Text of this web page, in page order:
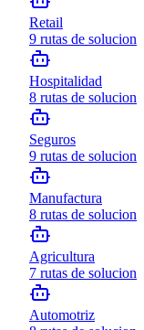
Retail
9 rutas de solucion
Hospitalidad
8 rutas de solucion
Seguros
9 rutas de solucion
Manufactura
8 rutas de solucion
Agricultura
7 rutas de solucion
Automotriz